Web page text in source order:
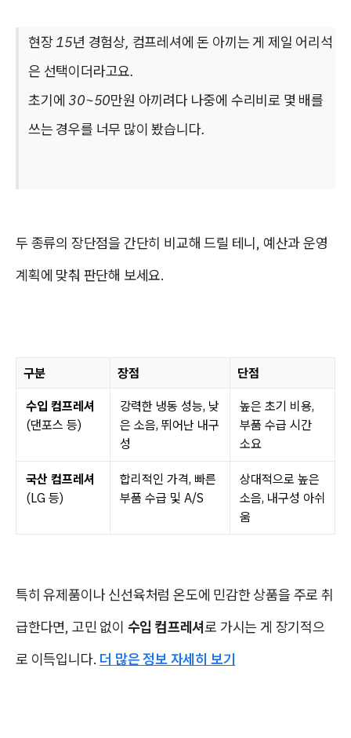
현장 15년 경험상, 컴프레셔에 돈 아끼는 게 제일 어리석
은 선택이더라고요.
초기에 30~50만원 아끼려다 나중에 수리비로 몇 배를
쓰는 경우를 너무 많이 봤습니다.
두 종류의 장단점을 간단히 비교해 드릴 테니, 예산과 운영
계획에 맞춰 판단해 보세요.
구분 장점 단점
수입 컴프레셔
(댄포스 등)
강력한 냉동 성능, 낮
은 소음, 뛰어난 내구
성
높은 초기 비용,
부품 수급 시간
소요
국산 컴프레셔
(LG 등)
합리적인 가격, 빠른
부품 수급 및 A/S
상대적으로 높은
소음, 내구성 아쉬
움
특히 유제품이나 신선육처럼 온도에 민감한 상품을 주로 취
급한다면, 고민 없이 수입 컴프레셔로 가시는 게 장기적으
로 이득입니다. 더 많은 정보 자세히 보기